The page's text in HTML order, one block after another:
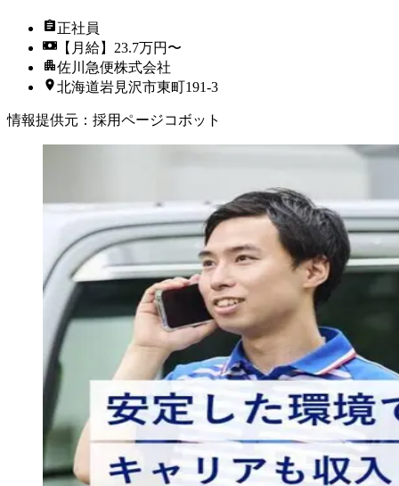
正社員
【月給】23.7万円〜
佐川急便株式会社
北海道岩見沢市東町191-3
情報提供元 ： 採用ページコボット